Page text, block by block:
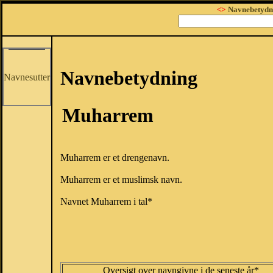
<>
Navnesutter
Navnebetydning
Muharrem
Muharrem er et drengenavn.
Muharrem er et muslimsk navn.
Navnet Muharrem i tal*
Oversigt over navngivne i de seneste år*